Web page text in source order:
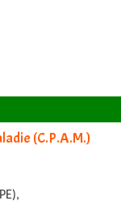
(C.P.A.M.)